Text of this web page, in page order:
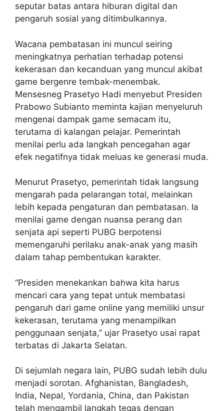
seputar batas antara hiburan digital dan
pengaruh sosial yang ditimbulkannya.
Wacana pembatasan ini muncul seiring
meningkatnya perhatian terhadap potensi
kekerasan dan kecanduan yang muncul akibat
game bergenre tembak-menembak.
Mensesneg Prasetyo Hadi menyebut Presiden
Prabowo Subianto meminta kajian menyeluruh
mengenai dampak game semacam itu,
terutama di kalangan pelajar. Pemerintah
menilai perlu ada langkah pencegahan agar
efek negatifnya tidak meluas ke generasi muda.
Menurut Prasetyo, pemerintah tidak langsung
mengarah pada pelarangan total, melainkan
lebih kepada pengaturan dan pembatasan. Ia
menilai game dengan nuansa perang dan
senjata api seperti PUBG berpotensi
memengaruhi perilaku anak-anak yang masih
dalam tahap pembentukan karakter.
“Presiden menekankan bahwa kita harus
mencari cara yang tepat untuk membatasi
pengaruh dari game online yang memiliki unsur
kekerasan, terutama yang menampilkan
penggunaan senjata,” ujar Prasetyo usai rapat
terbatas di Jakarta Selatan.
Di sejumlah negara lain, PUBG sudah lebih dulu
menjadi sorotan. Afghanistan, Bangladesh,
India, Nepal, Yordania, China, dan Pakistan
telah mengambil langkah tegas dengan